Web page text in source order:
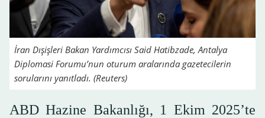
İran Dışişleri Bakan Yardımcısı Said Hatibzade, Antalya
Diplomasi Forumu’nun oturum aralarında gazetecilerin
sorularını yanıtladı. (Reuters)
ABD Hazine Bakanlığı, 1 Ekim 2025’te